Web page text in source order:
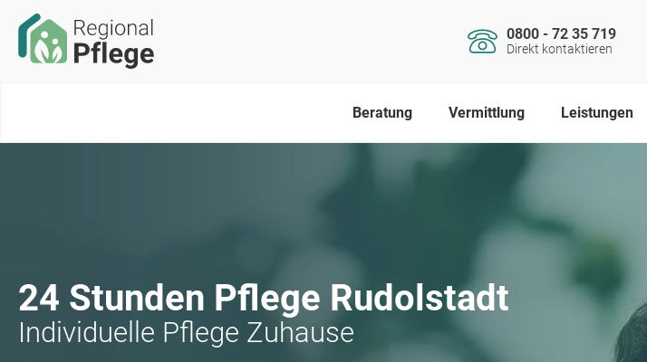
0800 - 72 35 719
Direkt kontaktieren
Beratung Vermittlung Leistungen
24 Stunden Pflege Rudolstadt
Individuelle Pflege Zuhause